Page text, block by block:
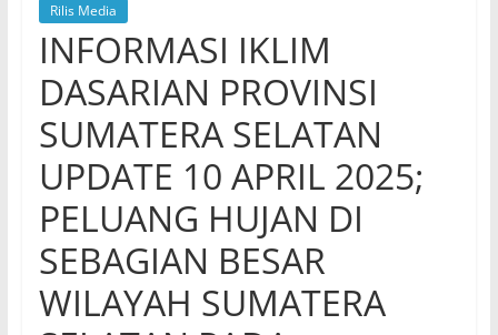
Koordinator
BMKG
Sumatera
Selatan
Rilis Media
INFORMASI IKLIM
DASARIAN PROVINSI
SUMATERA SELATAN
UPDATE 10 APRIL 2025;
PELUANG HUJAN DI
SEBAGIAN BESAR
WILAYAH SUMATERA